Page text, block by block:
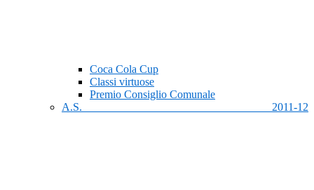
Coca Cola Cup
Classi virtuose
Premio Consiglio Comunale
A.S. 2011-12